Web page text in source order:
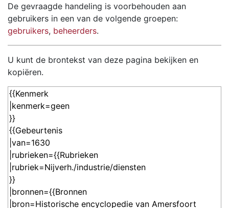
De gevraagde handeling is voorbehouden aan
gebruikers in een van de volgende groepen:
gebruikers, beheerders.
U kunt de brontekst van deze pagina bekijken en
kopiëren.